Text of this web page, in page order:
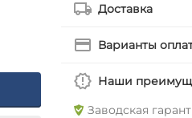
Доставка
Варианты
Наши
Заводская